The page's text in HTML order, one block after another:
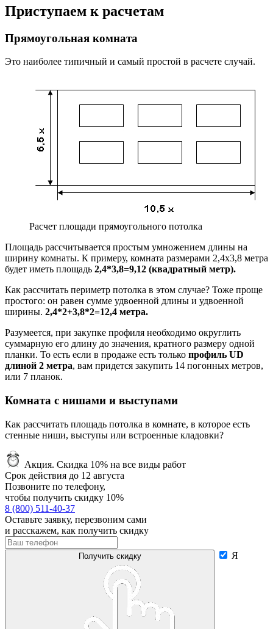
Приступаем к расчетам
Прямоугольная комната
Это наиболее типичный и самый простой в расчете случай.
Расчет площади прямоугольного потолка
Площадь рассчитывается простым умножением длины на
ширину комнаты. К примеру, комната размерами 2,4х3,8 метра
будет иметь площадь 2,4*3,8=9,12 (квадратный метр).
Как рассчитать периметр потолка в этом случае? Тоже проще
простого: он равен сумме удвоенной длины и удвоенной
ширины. 2,4*2+3,8*2=12,4 метра.
Разумеется, при закупке профиля необходимо округлить
суммарную его длину до значения, кратного размеру одной
планки. То есть если в продаже есть только профиль UD
длиной 2 метра, вам придется закупить 14 погонных метров,
или 7 планок.
Комната с нишами и выступами
Как рассчитать площадь потолка в комнате, в которое есть
стенные ниши, выступы или встроенные кладовки?
Акция. Скидка 10% на все виды работ
Срок действия до 12 августа
Позвоните по телефону,
чтобы получить скидку 10%
8 (800) 511-40-37
Оставьте заявку, перезвоним сами
и расскажем, как получить скидку
Получить скидку Я